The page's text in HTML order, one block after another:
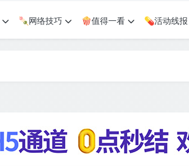
🍡网络技巧 🍿值得一看 💊活动线报